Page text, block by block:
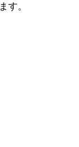
す。